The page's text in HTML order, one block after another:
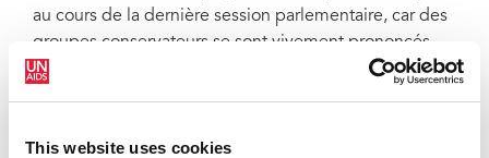
This website uses cookies
au cours de la dernière session parlementaire, car des
groupes conservateurs se sont vivement prononcés
contre les clauses portant sur la criminalisation du viol
programme législatif national pour cette année. Le